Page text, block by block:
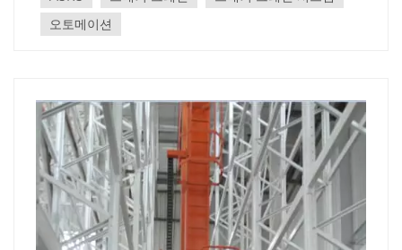
력으로 작용합니다. 1....
오토메이션